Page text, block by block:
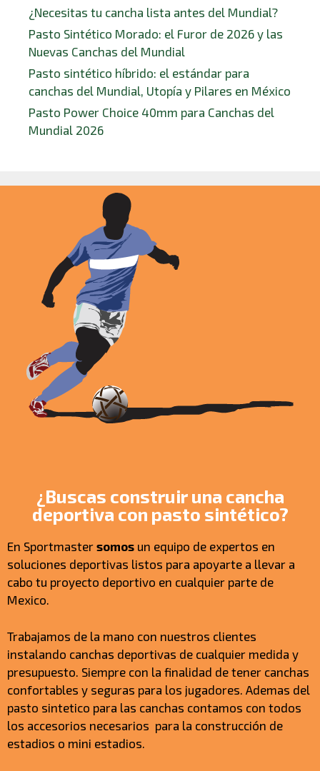
¿Necesitas tu cancha lista antes del Mundial?
Pasto Sintético Morado: el Furor de 2026 y las
Nuevas Canchas del Mundial
Pasto sintético híbrido: el estándar para
canchas del Mundial, Utopía y Pilares en México
Pasto Power Choice 40mm para Canchas del
Mundial 2026
¿Buscas construir una cancha
deportiva con pasto sintético?
En Sportmaster somos un equipo de expertos en
soluciones deportivas listos para apoyarte a llevar a
cabo tu proyecto deportivo en cualquier parte de
Mexico.
Trabajamos de la mano con nuestros clientes
instalando canchas deportivas de cualquier medida y
presupuesto. Siempre con la finalidad de tener canchas
confortables y seguras para los jugadores. Ademas del
pasto sintetico para las canchas contamos con todos
los accesorios necesarios para la construcción de
estadios o mini estadios.